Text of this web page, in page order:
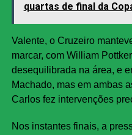
quartas de final da
Valente, o Cruzeiro
marcar, com William
desequilibrada na área, e
Machado, mas em ambas
Carlos fez intervenções
Nos instantes finais, a